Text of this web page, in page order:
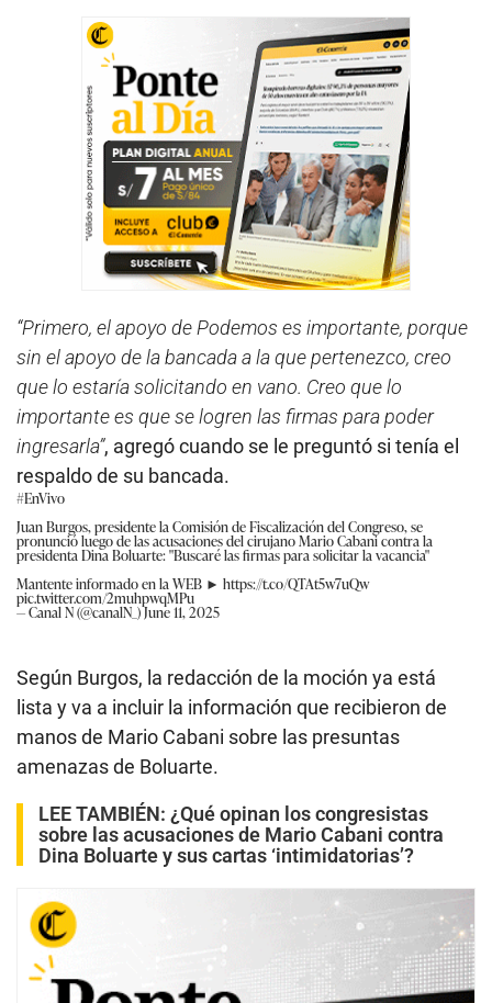
“Primero, el apoyo de Podemos es importante, porque
sin el apoyo de la bancada a la que pertenezco, creo
que lo estaría solicitando en vano. Creo que lo
importante es que se logren las firmas para poder
ingresarla”, agregó cuando se le preguntó si tenía el
respaldo de su bancada.
#EnVivo
Juan Burgos, presidente la Comisión de Fiscalización del Congreso, se
pronunció luego de las acusaciones del cirujano Mario Cabani contra la
presidenta Dina Boluarte: "Buscaré las firmas para solicitar la vacancia"
Mantente informado en la WEB ► https://t.co/QTAt5w7uQw
pic.twitter.com/2muhpwqMPu
— Canal N (@canalN_)June 11, 2025
Según Burgos, la redacción de la moción ya está
lista y va a incluir la información que recibieron de
manos de Mario Cabani sobre las presuntas
amenazas de Boluarte.
LEE TAMBIÉN: ¿Qué opinan los congresistas
sobre las acusaciones de Mario Cabani contra
Dina Boluarte y sus cartas ‘intimidatorias’?